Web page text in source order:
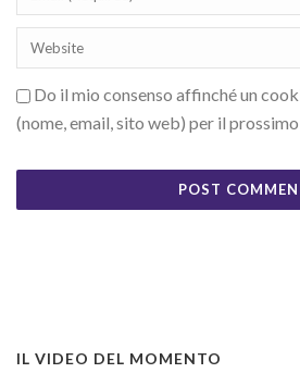
Do il mio consenso affinché un
(nome, email, sito web) per il
IL VIDEO DEL MOMENTO